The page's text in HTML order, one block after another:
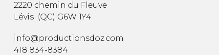
2220 chemin du Fleuve
Lévis (QC) G6W 1Y4
info@productionsdoz.com
418 834-8384